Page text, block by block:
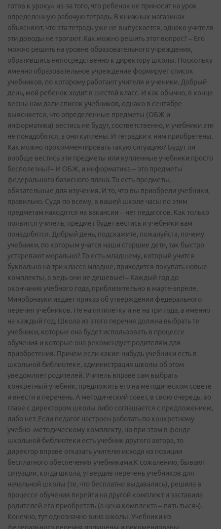
готов к уроку» из-за того, что ребенок не приносит на урок
определенную рабочую тетрадь. В книжных магазинах
объясняют, что эта тетрадь уже не выпускается, однако учителя
эти доводы не трогают. Как можно решить этот вопрос? – Его
можно решить на уровне образовательного учреждения,
обратившись непосредственно к директору школы. Поскольку
именно образовательное учреждение формирует список
учебников, по которому работают учителя и ученики. Добрый
день, мой ребенок ходит в шестой класс. И как обычно, в конце
весны нам дали список учебников, однако в сентябре
выясняется, что определенные предметы (ОБЖ и
информатика) вестись не будут, соответственно, и учебники эти
не понадобятся, а они куплены. И тетрадки к ним приобретены.
Как можно прокомментировать такую ситуацию? Будут ли
вообще вестись эти предметы или купленные учебники просто
бесполезны?– И ОБЖ, и информатика – это предметы
федерального базисного плана. То есть предметы,
обязательные для изучения. И то, что вы приобрели учебники,
правильно. Судя по всему, в вашей школе часы по этим
предметам находятся на вакансии – нет педагогов. Как только
появится учитель, предмет будет вестись и учебники вам
понадобятся. Добрый день, подскажите, пожалуйста, почему
учебники, по которым учатся наши старшие дети, так быстро
устаревают морально? То есть младшему, который учится
буквально на три класса младше, приходится покупать новые
комплекты, а ведь они не дешевые!– Каждый год до
окончания учебного года, приблизительно в марте-­апреле,
Минобрнауки издает приказ об утверждении федерального
перечня учебников. Не на пятилетку и не на три года, а именно
на каждый год. Школа из этого перечня должна выбрать те
учебники, которые она будет использовать в процессе
обучения и которые она рекомендует родителям для
приобретения. Причем если какие-­нибудь учебники есть в
школьной библиотеке, администрация школы об этом
уведомляет родителей. Учитель вправе сам выбрать
конкретный учебник, предложить его на методическом совете
и внести в перечень. А методический совет, в свою очередь, во
главе с директором школы либо соглашается с предложением,
либо нет. Если педагог настроен работать по конкретному
учебно¬методическому комплекту, но при этом в фонде
школьной библиотеки есть учебник другого автора, то
директор вправе отказать учителю исходя из позиции
бесплатного обеспечения учебниками.К сожалению, бывают
ситуации, когда школа, утвердив перечень учебников для
начальной школы (те, что бесплатно выдавались), решила в
процессе обучения перейти на другой комплект и заставила
родителей его приобретать (а цена комплекта – пять тысяч).
Конечно, тут однозначно вина школы. Учебники из
федерального перечня допущены и рекомендованы